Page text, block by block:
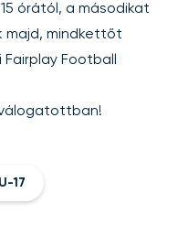
órától, a másodikat
majd, mindkettőt
Football
válogatottban!
U-17